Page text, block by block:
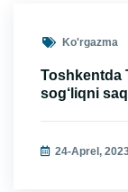
Ko'rgazma
Toshkentda
sog‘liqni
24-Aprel,